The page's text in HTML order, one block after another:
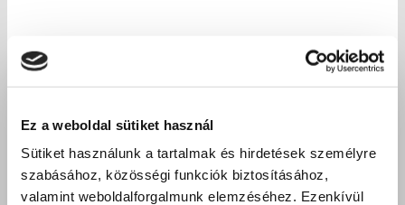
Ez a weboldal sütiket használ
Sütiket használunk a tartalmak és hirdetések személyre
szabásához, közösségi funkciók biztosításához,
valamint weboldalforgalmunk elemzéséhez. Ezenkívül